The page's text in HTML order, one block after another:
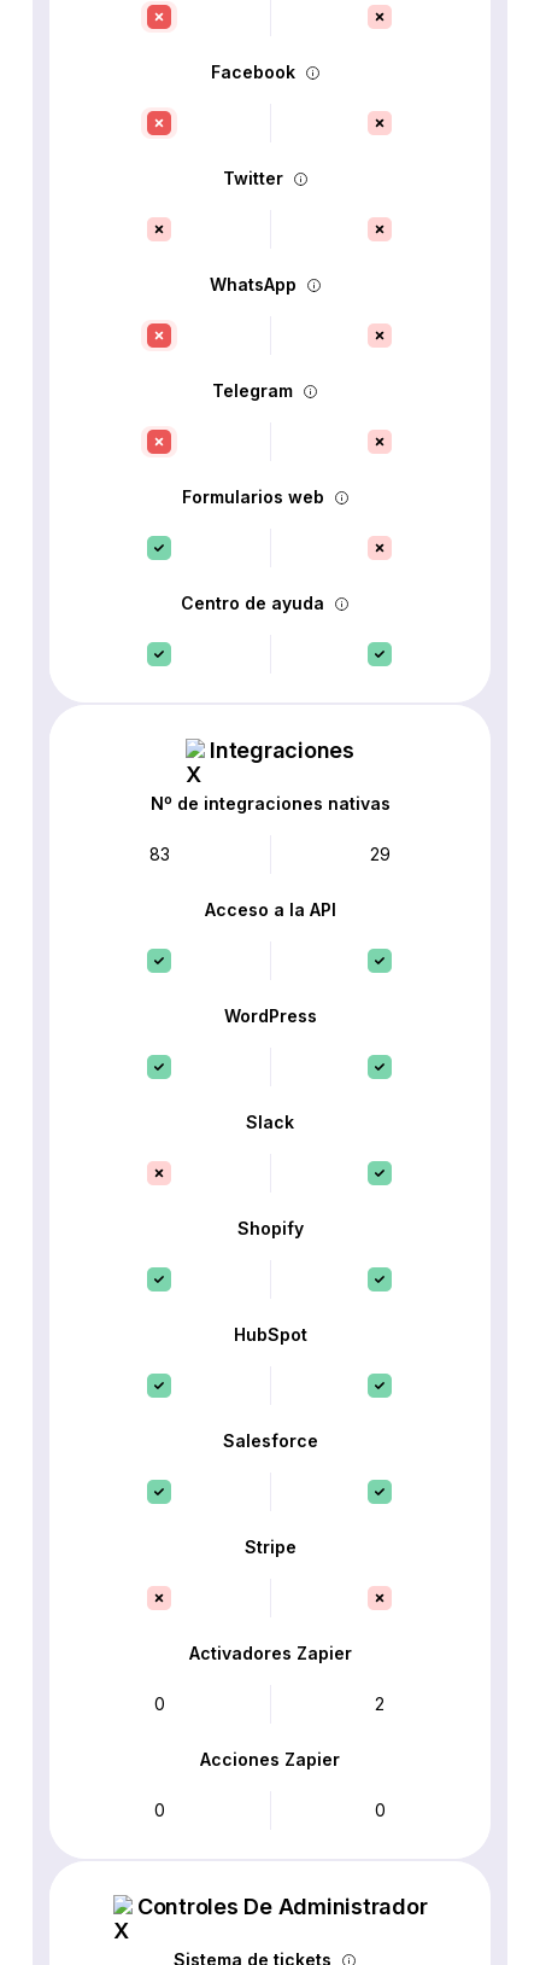
Facebook
Twitter
WhatsApp
Telegram
Formularios web
Centro de ayuda
Integraciones
Nº de integraciones nativas
83 29
Acceso a la API
WordPress
Slack
Shopify
HubSpot
Salesforce
Stripe
Activadores Zapier
0 2
Acciones Zapier
0 0
Controles De Administrador
Sistema de tickets